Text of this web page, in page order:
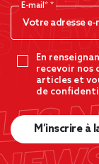
E-mail*
En
recevoir nos
articles et
de
M’inscrire à